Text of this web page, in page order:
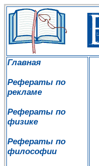
Главная
Рефераты по
рекламе
Рефераты по
физике
Рефераты по
философии